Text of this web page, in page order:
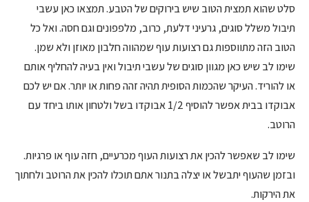
סלט שהוא תמצית הטוב שיש בירוקים של הטבע. תמצאו כאן עשבי
תיבול משלל סוגים, גרעיני דלעת, כרוב, מלפפונים וגם חסה. ואל כל
הטוב הזה מתווספות גם רצועות עוף שמהווה חלבון מאוזן ולא שמן.
שימו לב שיש כאן מגוון סוגים של עשבי תיבול ואין בעיה להחליף אותם
או להוריד. העיקר שהכמות הסופית תהיה זהה פחות או יותר. אם יש לכם
אבוקדו בבית אפשר להוסיף 1/2 אבוקדו בשל ולטחון אותו ביחד עם
הרוטב.
שימו לב שאפשר להכין את רצועות העוף מכרעיים, חזה עוף או פרגיות.
ובזמן שהעוף יתבשל או יצלה בתנור אתם תוכלו להכין את הרוטב ולחתוך
את הירקות.